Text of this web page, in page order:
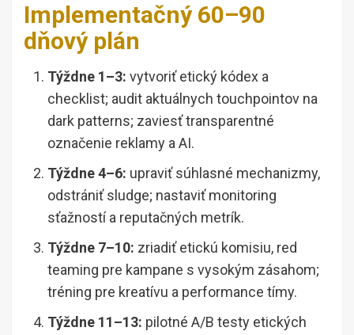
Implementačný 60–90
dňový plán
Týždne 1–3: vytvoriť etický kódex a
checklist; audit aktuálnych touchpointov na
dark patterns; zaviesť transparentné
označenie reklamy a AI.
Týždne 4–6: upraviť súhlasné mechanizmy,
odstrániť sludge; nastaviť monitoring
sťažností a reputačných metrík.
Týždne 7–10: zriadiť etickú komisiu, red
teaming pre kampane s vysokým zásahom;
tréning pre kreatívu a performance tímy.
Týždne 11–13: pilotné A/B testy etických